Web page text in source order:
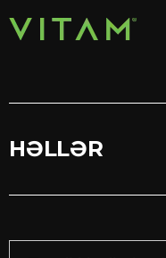
HƏLLƏR